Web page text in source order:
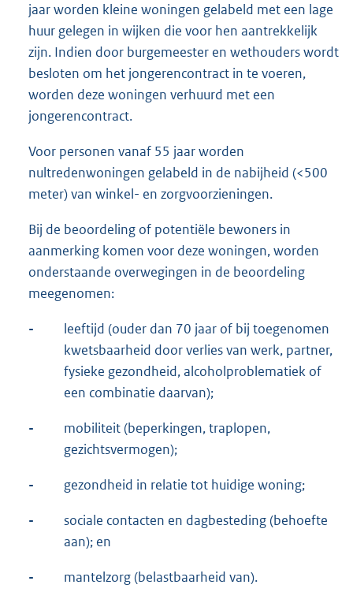
jaar worden kleine woningen gelabeld met een lage
huur gelegen in wijken die voor hen aantrekkelijk
zijn. Indien door burgemeester en wethouders wordt
besloten om het jongerencontract in te voeren,
worden deze woningen verhuurd met een
jongerencontract.
Voor personen vanaf 55 jaar worden
nultredenwoningen gelabeld in de nabijheid (<500
meter) van winkel- en zorgvoorzieningen.
Bij de beoordeling of potentiële bewoners in
aanmerking komen voor deze woningen, worden
onderstaande overwegingen in de beoordeling
meegenomen:
-
leeftijd (ouder dan 70 jaar of bij toegenomen
kwetsbaarheid door verlies van werk, partner,
fysieke gezondheid, alcoholproblematiek of
een combinatie daarvan);
-
mobiliteit (beperkingen, traplopen,
gezichtsvermogen);
- gezondheid in relatie tot huidige woning;
-
sociale contacten en dagbesteding (behoefte
aan); en
- mantelzorg (belastbaarheid van).